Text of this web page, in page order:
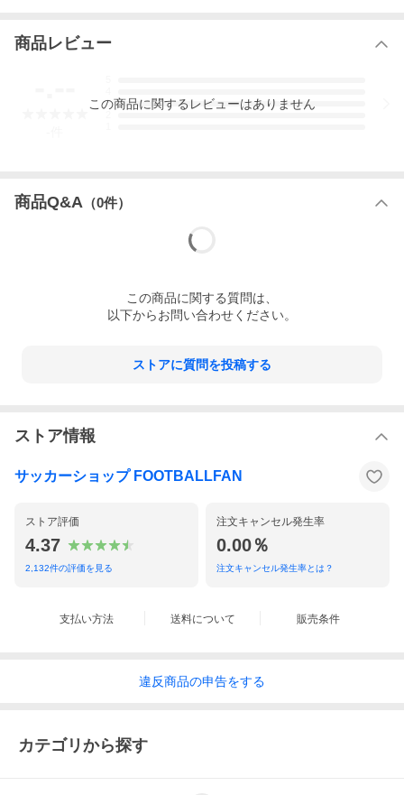
商品レビュー
3
この商品に関するレビューはありません
商品Q&A （0件）
この商品に関する質問は、
以下からお問い合わせください。
ストアに質問を投稿する
ストア情報
サッカーショップ FOOTBALLFAN
ストア評価
4.37
2,132件の評価を見る
注文キャンセル発生率
0.00％
注文キャンセル発生率とは？
支払い方法 送料について 販売条件
違反商品の申告をする
カテゴリから探す